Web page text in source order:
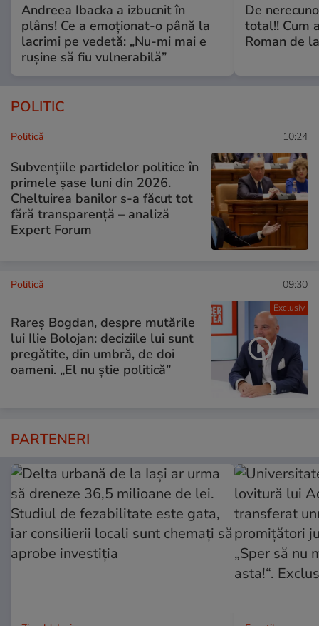
Andreea Ibacka a izbucnit în
plâns! Ce a emoționat-o până la
lacrimi pe vedetă: „Nu-mi mai e
rușine să fiu vulnerabilă”
De
total!! Cum
Roman de
POLITIC
Politică 10:24
Subvențiile partidelor politice în
primele șase luni din 2026.
Cheltuirea banilor s-a făcut tot
fără transparență – analiză
Expert Forum
Exclusiv
Politică 09:30
Rareș Bogdan, despre mutările
lui Ilie Bolojan: deciziile lui sunt
pregătite, din umbră, de doi
oameni. „El nu știe politică”
PARTENERI